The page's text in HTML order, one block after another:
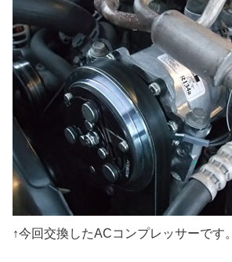
↑今回交換したACコンプレッサーです。